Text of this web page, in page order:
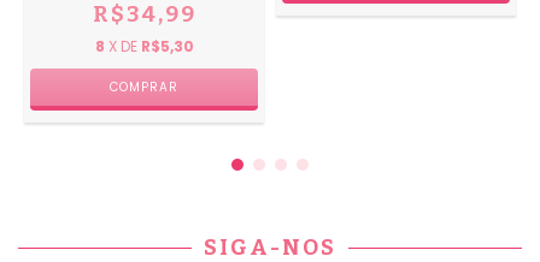
R$34,99
8 X DE R$5,30
SIGA-NOS